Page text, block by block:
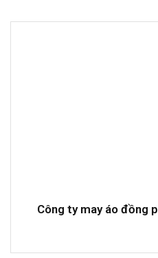
Công ty may áo đồng